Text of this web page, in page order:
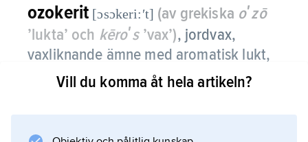
ozokerit [ɔsɔkeri:ʹt] (av grekiska oʹzō
’lukta’ och kēroʹs’vax’), jordvax,
vaxliknande ämne med aromatisk lukt,
bestående av kolväten med hög
Vill du komma åt hela artikeln?